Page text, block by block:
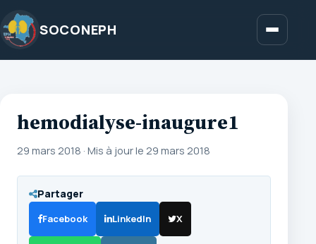
au
contenu
SOCONEPH Menu
hemodialyse-inaugure1
29 mars 2018 · Mis à jour le 29 mars 2018
Partager
Facebook LinkedIn X